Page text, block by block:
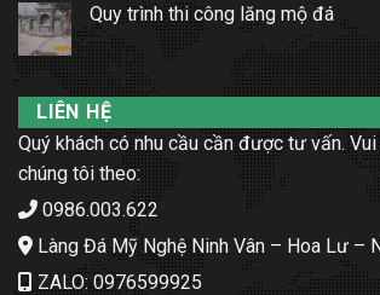
Quy trình thi công lăng mộ đá
LIÊN HỆ
Quý khách có nhu cầu cần được tư vấn.
chúng tôi theo:
0986.003.622
Làng Đá Mỹ Nghệ Ninh Vân – Hoa Lư –
ZALO: 0976599925